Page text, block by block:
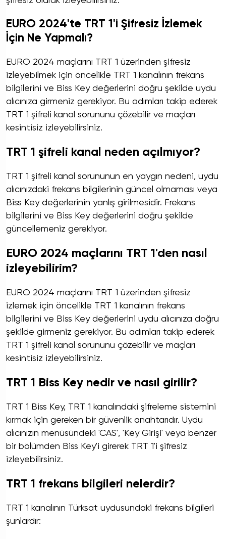
EURO 2024'te TRT 1'i Şifresiz İzlemek
İçin Ne Yapmalı?
EURO 2024 maçlarını TRT 1 üzerinden şifresiz
izleyebilmek için öncelikle TRT 1 kanalının frekans
bilgilerini ve Biss Key değerlerini doğru şekilde uydu
alıcınıza girmeniz gerekiyor. Bu adımları takip ederek
TRT 1 şifreli kanal sorununu çözebilir ve maçları
kesintisiz izleyebilirsiniz.
TRT 1 şifreli kanal neden açılmıyor?
TRT 1 şifreli kanal sorununun en yaygın nedeni, uydu
alıcınızdaki frekans bilgilerinin güncel olmaması veya
Biss Key değerlerinin yanlış girilmesidir. Frekans
bilgilerini ve Biss Key değerlerini doğru şekilde
güncellemeniz gerekiyor.
EURO 2024 maçlarını TRT 1'den nasıl
izleyebilirim?
EURO 2024 maçlarını TRT 1 üzerinden şifresiz
izlemek için öncelikle TRT 1 kanalının frekans
bilgilerini ve Biss Key değerlerini uydu alıcınıza doğru
şekilde girmeniz gerekiyor. Bu adımları takip ederek
TRT 1 şifreli kanal sorununu çözebilir ve maçları
kesintisiz izleyebilirsiniz.
TRT 1 Biss Key nedir ve nasıl girilir?
TRT 1 Biss Key, TRT 1 kanalındaki şifreleme sistemini
kırmak için gereken bir güvenlik anahtarıdır. Uydu
alıcınızın menüsündeki 'CAS', 'Key Girişi' veya benzer
bir bölümden Biss Key'i girerek TRT 1'i şifresiz
izleyebilirsiniz.
TRT 1 frekans bilgileri nelerdir?
TRT 1 kanalının Türksat uydusundaki frekans bilgileri
şunlardır: